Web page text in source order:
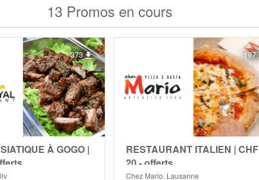
13 Promos en cours
373
À GOGO |
197
RESTAURANT ITALIEN | CHF
20.- offerts
Chez Mario, Lausanne